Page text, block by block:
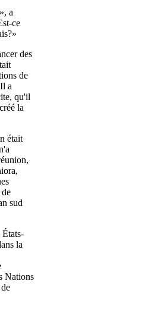
a
ce
des
de
a
qu'il
la
était
sud
États-
la
Nations